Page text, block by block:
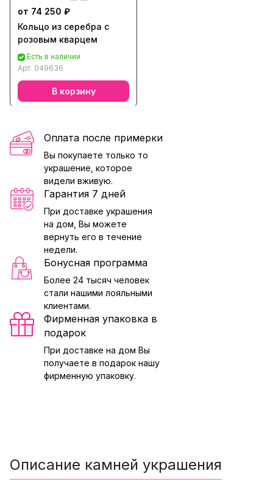
от 74 250 ₽
Кольцо из серебра с
розовым кварцем
Есть в наличии
Арт. 049636
В корзину
Оплата после примерки
Вы покупаете только то
украшение, которое
видели вживую.
Гарантия 7 дней
При доставке украшения
на дом, Вы можете
вернуть его в течение
недели.
Бонусная программа
Более 24 тысяч человек
стали нашими лояльными
клиентами.
Фирменная упаковка в
подарок
При доставке на дом Вы
получаете в подарок нашу
фирменную упаковку.
Описание камней украшения